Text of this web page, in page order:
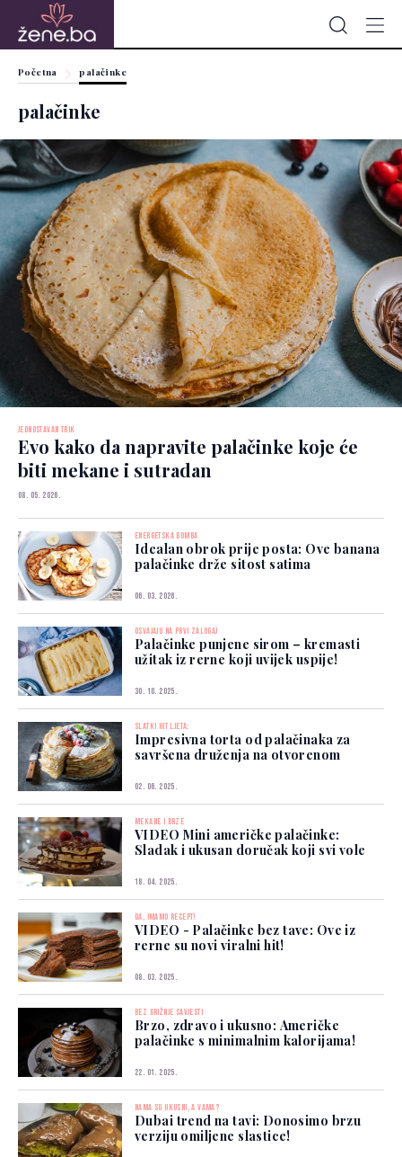
Početna palačinke
palačinke
JEDNOSTAVAN TRIK
Evo kako da napravite palačinke koje će
biti mekane i sutradan
08. 05. 2026.
ENERGETSKA BOMBA
Idealan obrok prije posta: Ove banana
palačinke drže sitost satima
06. 03. 2026.
OSVAJAJU NA PRVI ZALOGAJ
Palačinke punjene sirom – kremasti
užitak iz rerne koji uvijek uspije!
30. 10. 2025.
SLATKI HIT LJETA:
Impresivna torta od palačinaka za
savršena druženja na otvorenom
02. 06. 2025.
MEKANE I BRZE
VIDEO Mini američke palačinke:
Sladak i ukusan doručak koji svi vole
18. 04. 2025.
DA, IMAMO RECEPT!
VIDEO - Palačinke bez tave: Ove iz
rerne su novi viralni hit!
08. 03. 2025.
BEZ GRIŽNJE SAVJESTI
Brzo, zdravo i ukusno: Američke
palačinke s minimalnim kalorijama!
22. 01. 2025.
NAMA SU UKUSNI, A VAMA?
Dubai trend na tavi: Donosimo brzu
verziju omiljene slastice!